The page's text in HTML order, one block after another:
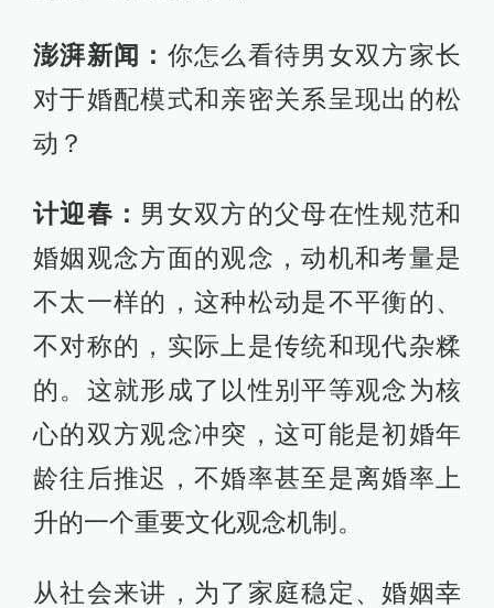
澎湃新闻： 你怎么看待男女双方家长
对于婚配模式和亲密关系呈现出的松
动？
计迎春： 男女双方的父母在性规范和
婚姻观念方面的观念，动机和考量是
不太一样的，这种松动是不平衡的、
不对称的，实际上是传统和现代杂糅
的。这就形成了以性别平等观念为核
心的双方观念冲突，这可能是初婚年
龄往后推迟，不婚率甚至是离婚率上
升的一个重要文化观念机制。
从社会来讲，为了家庭稳定、婚姻幸